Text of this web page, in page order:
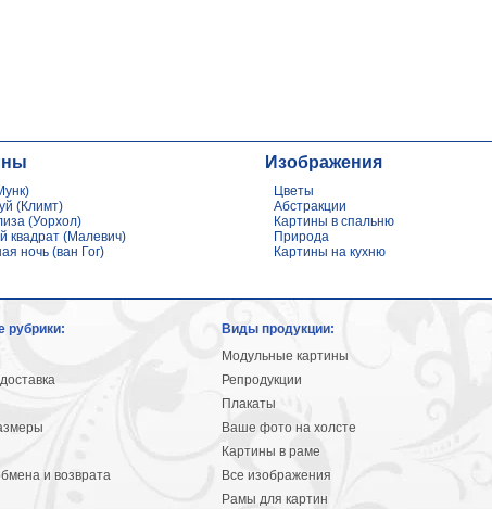
(Климт)
(Уорхол)
квадрат (Малевич)
ночь (ван Гог)
Изображения
Цветы
Абстракции
Картины в спальню
Природа
Картины на кухню
рубрики:
и возврата
Виды продукции:
Модульные картины
Репродукции
Плакаты
Ваше фото на холсте
Картины в раме
Все изображения
Рамы для картин